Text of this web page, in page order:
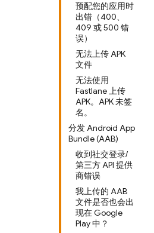
预配您的应用时
出错（400、
409 或 500 错
误）
无法上传 APK
文件
无法使用
Fastlane 上传
APK。APK 未签
名。
分发 Android App
Bundle (AAB)
收到社交登录/
第三方 API 提供
商错误
我上传的 AAB
文件是否也会出
现在 Google
Play 中？